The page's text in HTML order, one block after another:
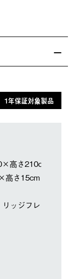
1年保証対象製品
高さ210cm
高さ15cm
ッジフレーム、ペ